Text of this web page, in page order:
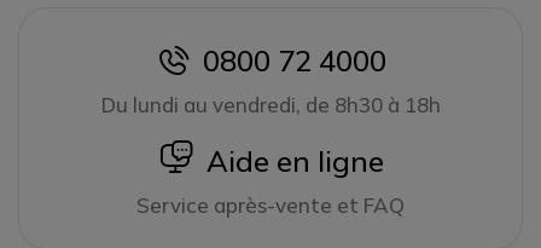
icon
0800 72 4000
Du lundi au vendredi, de 8h30 à 18h
icon
Aide en ligne
Service après-vente et FAQ